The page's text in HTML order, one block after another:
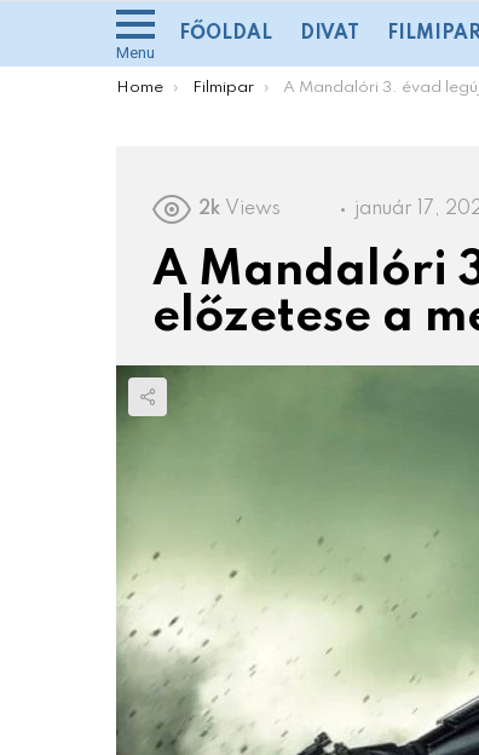
Menu
FŐOLDAL DIVAT
You are here:
Home Filmipar A Mandalóri 3. évad legújabb előzetese a
2k Views január 17,
A Mandalóri
előzetese a